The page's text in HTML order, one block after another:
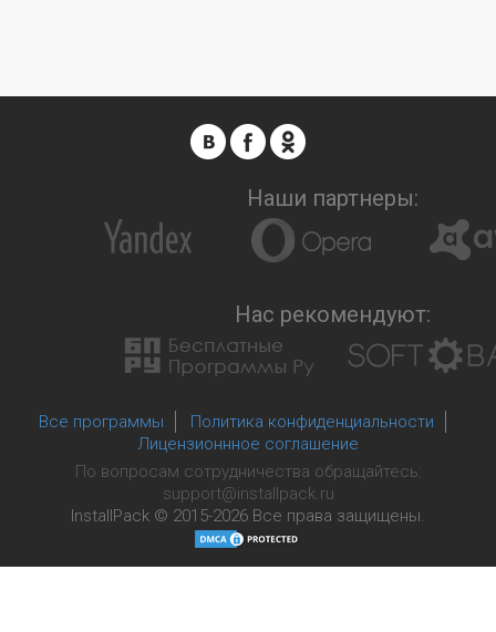
Наши партнеры:
Нас рекомендуют:
Все программы
Политика конфиденциальности
Лицензионнное соглашение
По вопросам сотрудничества обращайтесь:
support@installpack.ru
InstallPack © 2015-2026 Все права защищены.